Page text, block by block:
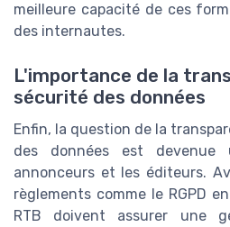
meilleure capacité de ces
des internautes.
L'importance de la
sécurité des données
Enfin, la question de la
des données est
annonceurs et les éditeurs.
règlements comme le RGPD
RTB doivent assurer une